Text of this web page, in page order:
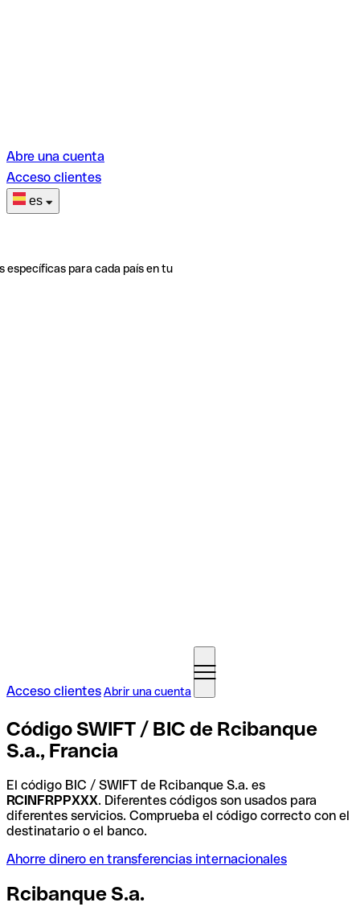
Abre una cuenta
Acceso clientes
es
específicas para cada país en tu
Acceso clientesAbrir una cuenta
Código SWIFT / BIC de Rcibanque
S.a., Francia
El código BIC / SWIFT de Rcibanque S.a. es
RCINFRPPXXX. Diferentes códigos son usados para
diferentes servicios. Comprueba el código correcto con el
destinatario o el banco.
Ahorre dinero en transferencias internacionales
Rcibanque S.a.